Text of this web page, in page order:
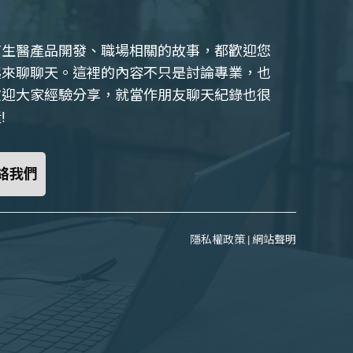
醫產品開發、職場相關的故事，都歡迎您
聊聊天。這裡的內容不只是討論專業，也
大家經驗分享，就當作朋友聊天紀錄也很
我們
隱私權政策 | 網站聲明